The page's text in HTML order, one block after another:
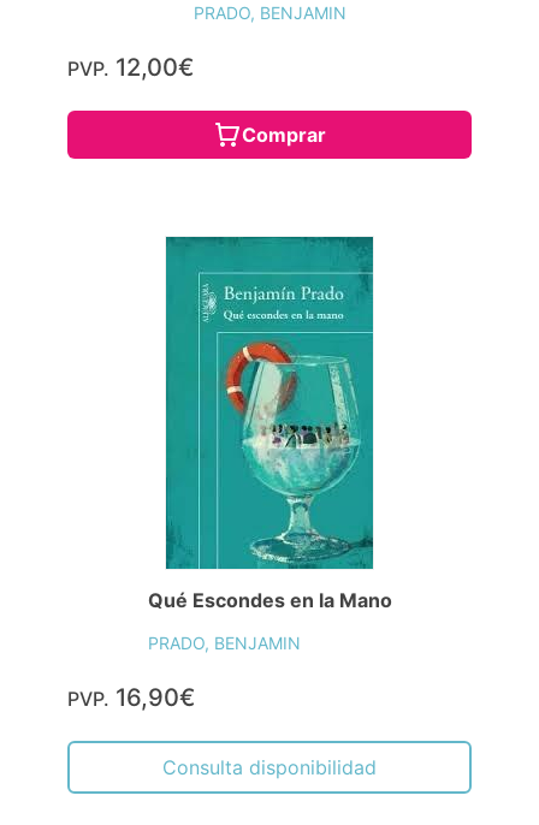
PRADO, BENJAMIN
PVP. 12,00€
Comprar
Qué Escondes en la Mano
PRADO, BENJAMIN
PVP. 16,90€
Consulta disponibilidad